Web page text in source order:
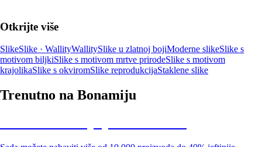
Otkrijte više
SlikeSlike · WallityWallitySlike u zlatnoj bojiModerne slikeSlike s
motivom biljkiSlike s motivom mrtve prirodeSlike s motivom
krajolikaSlike s okviromSlike reprodukcijaStaklene slike
Trenutno na Bonamiju